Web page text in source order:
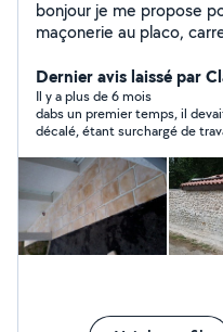
bonjour je me propose
maçonerie au placo,
tapisserie, terrasse
Dernier avis laissé par
Il y a plus de 6 mois
dabs un premier temps, il devait effectuer mes travaux puis il a
décalé, étant surchargé de
les travaux.